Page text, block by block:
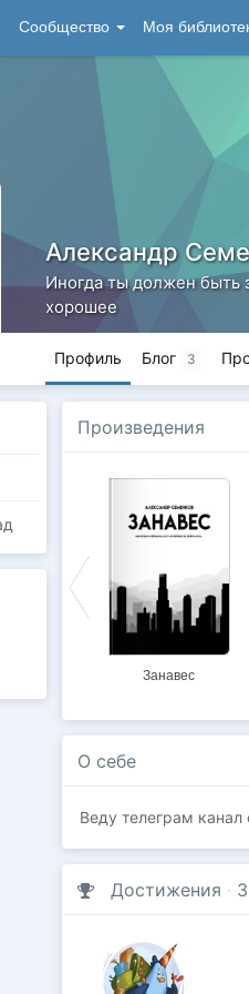
Сообщество Моя
Александр
Иногда ты должен быть
хорошее
Профиль Блог 3
Произведения
Занавес
О себе
Веду телеграм канал
Достижения · 3